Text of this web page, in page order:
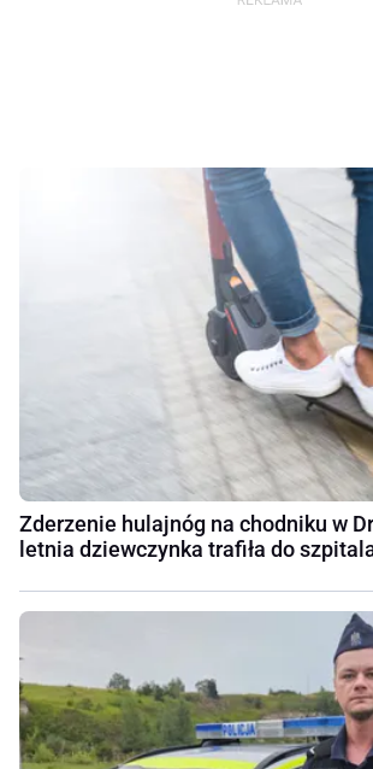
Zderzenie hulajnóg na chodniku w
letnia dziewczynka trafiła do